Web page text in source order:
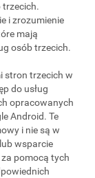
trzecich.
i zrozumienie
mają
osób trzecich.
stron trzecich w
do usług
opracowanych
Android. Te
i nie są w
wsparcie
za pomocą tych